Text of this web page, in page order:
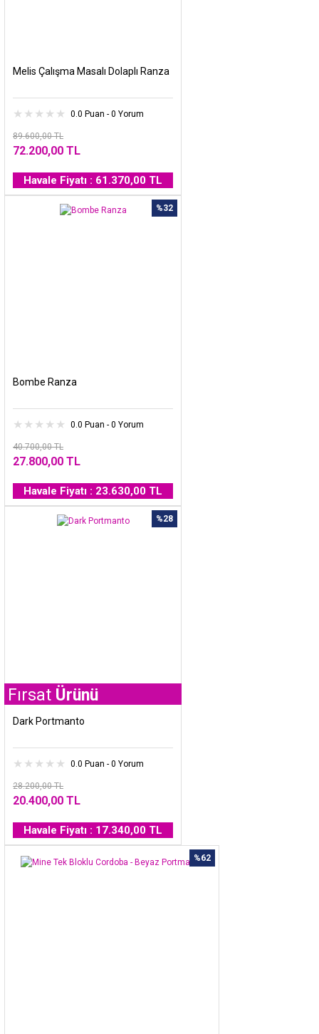
Melis Çalışma Masalı Dolaplı Ranza
0.0 Puan - 0 Yorum
89.600,00 TL
72.200,00 TL
Havale Fiyatı : 61.370,00 TL
%32
Bombe Ranza
0.0 Puan - 0 Yorum
40.700,00 TL
27.800,00 TL
Havale Fiyatı : 23.630,00 TL
%28
Ürünü
Dark Portmanto
0.0 Puan - 0 Yorum
28.200,00 TL
20.400,00 TL
Havale Fiyatı : 17.340,00 TL
%62